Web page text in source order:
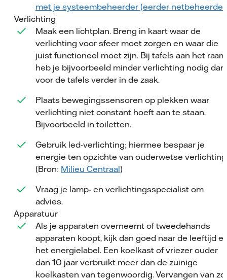
met je systeembeheerder (eerder
Verlichting
Maak een lichtplan. Breng in kaart waar de
verlichting voor sfeer moet zorgen en waar die
juist functioneel moet zijn. Bij tafels aan het raam
heb je bijvoorbeeld minder verlichting nodig dan
voor de tafels verder in de zaak.
Plaats bewegingssensoren op plekken waar
verlichting niet constant hoeft aan te staan.
Bijvoorbeeld in toiletten.
Gebruik led-verlichting; hiermee bespaar je
energie ten opzichte van ouderwetse
(Bron: Milieu Centraal)
Vraag je lamp- en verlichtingsspecialist om
advies.
Apparatuur
Als je apparaten overneemt of tweedehands
apparaten koopt, kijk dan goed naar de leeftijd
het energielabel. Een koelkast of vriezer ouder
dan 10 jaar verbruikt meer dan de zuinige
koelkasten van tegenwoordig. Vervangen van